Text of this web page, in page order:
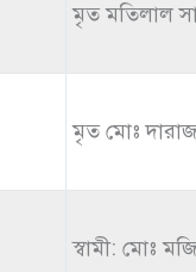
মৃত মতিলাল
মৃত মোঃ দারাজ
স্বামী: মোঃ